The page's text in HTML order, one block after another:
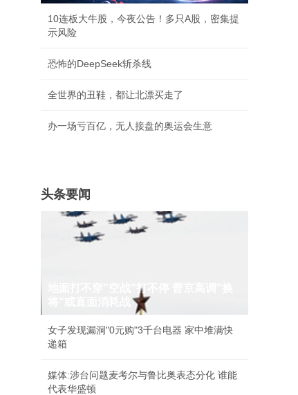
10连板大牛股，今夜公告！多只A股，密集提
示风险
恐怖的DeepSeek斩杀线
全世界的丑鞋，都让北漂买走了
办一场亏百亿，无人接盘的奥运会生意
头条要闻
地面打不穿"空战"打不停 普京高调"换
女子发现漏洞"0元购"3千台电器 家中堆满快
递箱
媒体:涉台问题麦考尔与鲁比奥表态分化 谁能
代表华盛顿